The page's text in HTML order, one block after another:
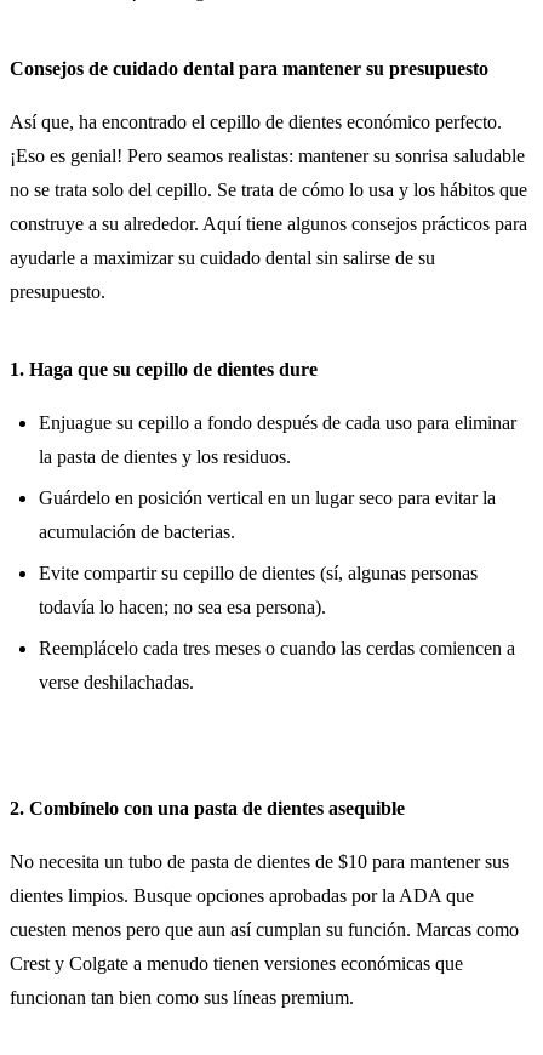
Consejos de cuidado dental para mantener su presupuesto
Así que, ha encontrado el cepillo de dientes económico perfecto.
¡Eso es genial! Pero seamos realistas: mantener su sonrisa saludable
no se trata solo del cepillo. Se trata de cómo lo usa y los hábitos que
construye a su alrededor. Aquí tiene algunos consejos prácticos para
ayudarle a maximizar su cuidado dental sin salirse de su
presupuesto.
1. Haga que su cepillo de dientes dure
Enjuague su cepillo a fondo después de cada uso para eliminar
la pasta de dientes y los residuos.
Guárdelo en posición vertical en un lugar seco para evitar la
acumulación de bacterias.
Evite compartir su cepillo de dientes (sí, algunas personas
todavía lo hacen; no sea esa persona).
Reemplácelo cada tres meses o cuando las cerdas comiencen a
verse deshilachadas.
2. Combínelo con una pasta de dientes asequible
No necesita un tubo de pasta de dientes de $10 para mantener sus
dientes limpios. Busque opciones aprobadas por la ADA que
cuesten menos pero que aun así cumplan su función. Marcas como
Crest y Colgate a menudo tienen versiones económicas que
funcionan tan bien como sus líneas premium.